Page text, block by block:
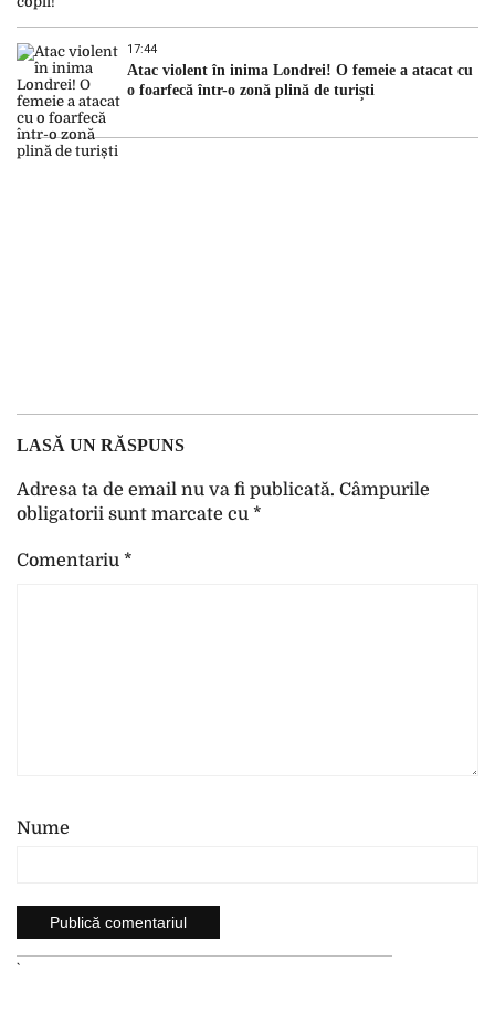
17:44
Atac violent în inima Londrei! O femeie a atacat cu
o foarfecă într-o zonă plină de turiști
LASĂ UN RĂSPUNS
Adresa ta de email nu va fi publicată. Câmpurile
obligatorii sunt marcate cu *
Comentariu *
Nume